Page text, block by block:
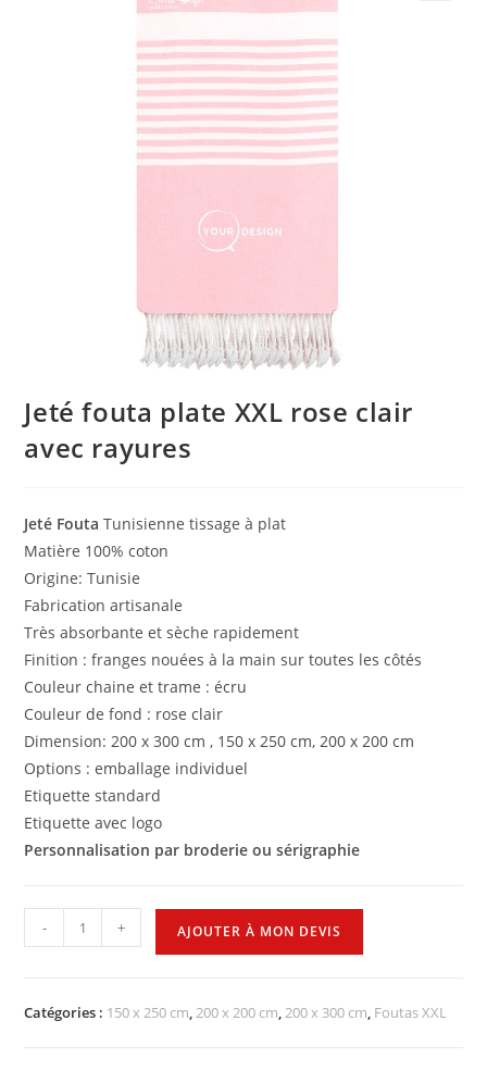
Jeté fouta plate XXL rose clair
avec rayures
Jeté Fouta Tunisienne tissage à plat
Matière 100% coton
Origine: Tunisie
Fabrication artisanale
Très absorbante et sèche rapidement
Finition : franges nouées à la main sur toutes les côtés
Couleur chaine et trame : écru
Couleur de fond : rose clair
Dimension: 200 x 300 cm , 150 x 250 cm, 200 x 200 cm
Options : emballage individuel
Etiquette standard
Etiquette avec logo
Personnalisation par broderie ou sérigraphie
- + AJOUTER À MON DEVIS
Catégories : 150 x 250 cm,200 x 200 cm,200 x 300 cm, Foutas XXL